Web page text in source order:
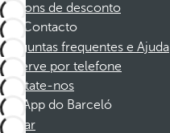
Cupons de desconto
Contacto
Perguntas frequentes e Ajuda
Reserve por telefone
Contate-nos
App do Barceló
Baixar